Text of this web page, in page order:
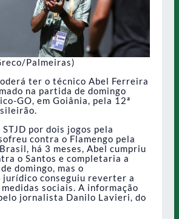
Palmeiras)
ter o técnico Abel Ferreira
na partida de domingo
GO, em Goiânia, pela 12ª
STJD por dois jogos pela
contra o Flamengo pela
há 3 meses, Abel cumpriu
o Santos e completaria a
domingo, mas o
conseguiu reverter a
medidas sociais. A informação
jornalista Danilo Lavieri, do